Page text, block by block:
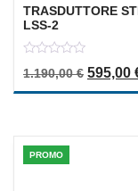
TRASDUTTORE
LSS-2
out
1.190,00€ Il
595,00
PROMO